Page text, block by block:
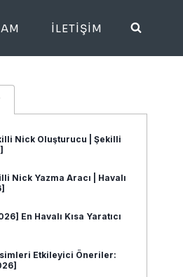
İLETIŞIM
Nick Oluşturucu | Şekilli
Nick Yazma Aracı | Havalı
En Havalı Kısa Yaratıcı
Etkileyici Öneriler: